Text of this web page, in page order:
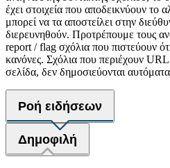
έχει στοιχεία που αποδεικνύουν το
μπορεί να τα αποστείλει στην
διερευνηθούν. Προτρέπουμε τους
report / flag σχόλια που πιστεύουν
κανόνες. Σχόλια που περιέχουν
σελίδα, δεν δημοσιεύονται
Ροή ειδήσεων
Δημοφιλή